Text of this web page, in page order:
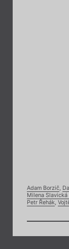
Adam Borzič,
Milena Slavická
Petr Řehák,